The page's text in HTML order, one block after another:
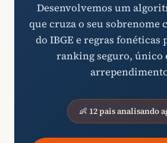
Desenvolvemos um
que cruza o seu sobrenome
do IBGE e regras fonéticas
ranking seguro, único
👶 12 pais analisando